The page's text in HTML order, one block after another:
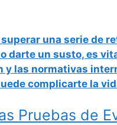
una serie de
darte un susto, es
y las normativas
complicarte la
Pruebas de